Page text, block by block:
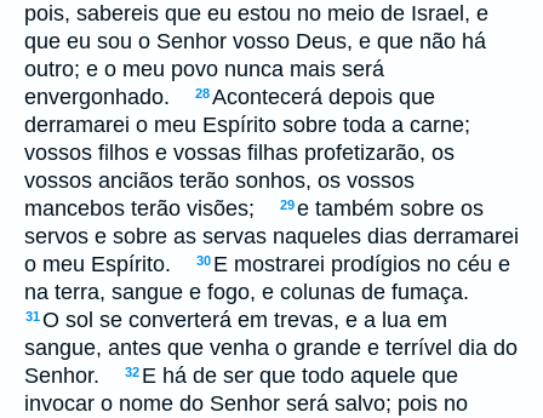
pois, sabereis que eu estou no meio de Israel, e
que eu sou o Senhor vosso Deus, e que não há
outro; e o meu povo nunca mais será
envergonhado.
28Acontecerá depois que
derramarei o meu Espírito sobre toda a carne;
vossos filhos e vossas filhas profetizarão, os
vossos anciãos terão sonhos, os vossos
mancebos terão visões;
29e também sobre os
servos e sobre as servas naqueles dias derramarei
o meu Espírito.
30 E mostrarei prodígios no céu e
na terra, sangue e fogo, e colunas de fumaça.
31O sol se converterá em trevas, e a lua em
sangue, antes que venha o grande e terrível dia do
Senhor.
32 E há de ser que todo aquele que
invocar o nome do Senhor será salvo; pois no